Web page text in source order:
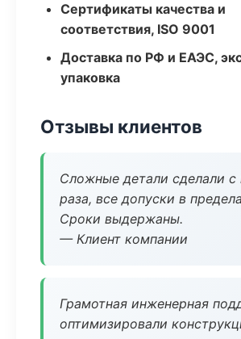
Сертификаты качества и
соответствия, ISO 9001
Доставка по РФ и ЕАЭС,
упаковка
Отзывы клиентов
Сложные детали сделали с
раза, все допуски в
Сроки выдержаны.
— Клиент компании
Грамотная инженерная
оптимизировали